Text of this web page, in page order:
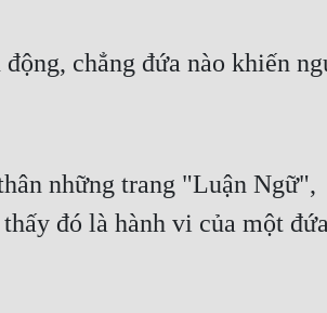
chẳng đứa nào khiến
những trang "Luận Ngữ",
đó là hành vi của một đứa